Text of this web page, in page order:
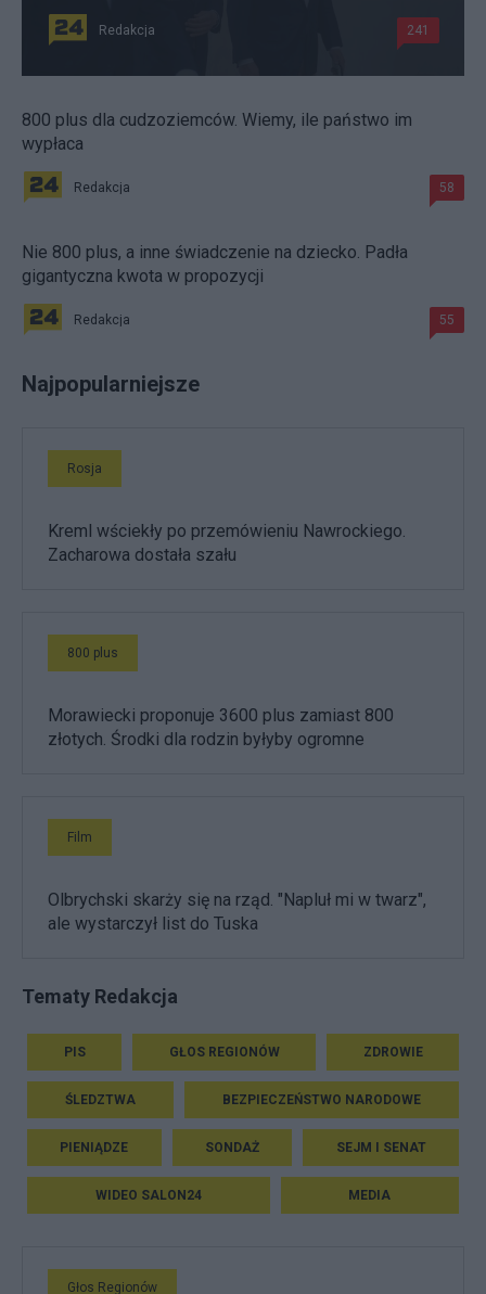
Redakcja 241
800 plus dla cudzoziemców. Wiemy, ile państwo im
wypłaca
Redakcja 58
Nie 800 plus, a inne świadczenie na dziecko. Padła
gigantyczna kwota w propozycji
Redakcja 55
Najpopularniejsze
Rosja
Kreml wściekły po przemówieniu Nawrockiego.
Zacharowa dostała szału
800 plus
Morawiecki proponuje 3600 plus zamiast 800
złotych. Środki dla rodzin byłyby ogromne
Film
Olbrychski skarży się na rząd. "Napluł mi w twarz",
ale wystarczył list do Tuska
Tematy Redakcja
PIS GŁOS REGIONÓW ZDROWIE
ŚLEDZTWA BEZPIECZEŃSTWO NARODOWE
PIENIĄDZE SONDAŻ SEJM I SENAT
WIDEO SALON24 MEDIA
Głos Regionów